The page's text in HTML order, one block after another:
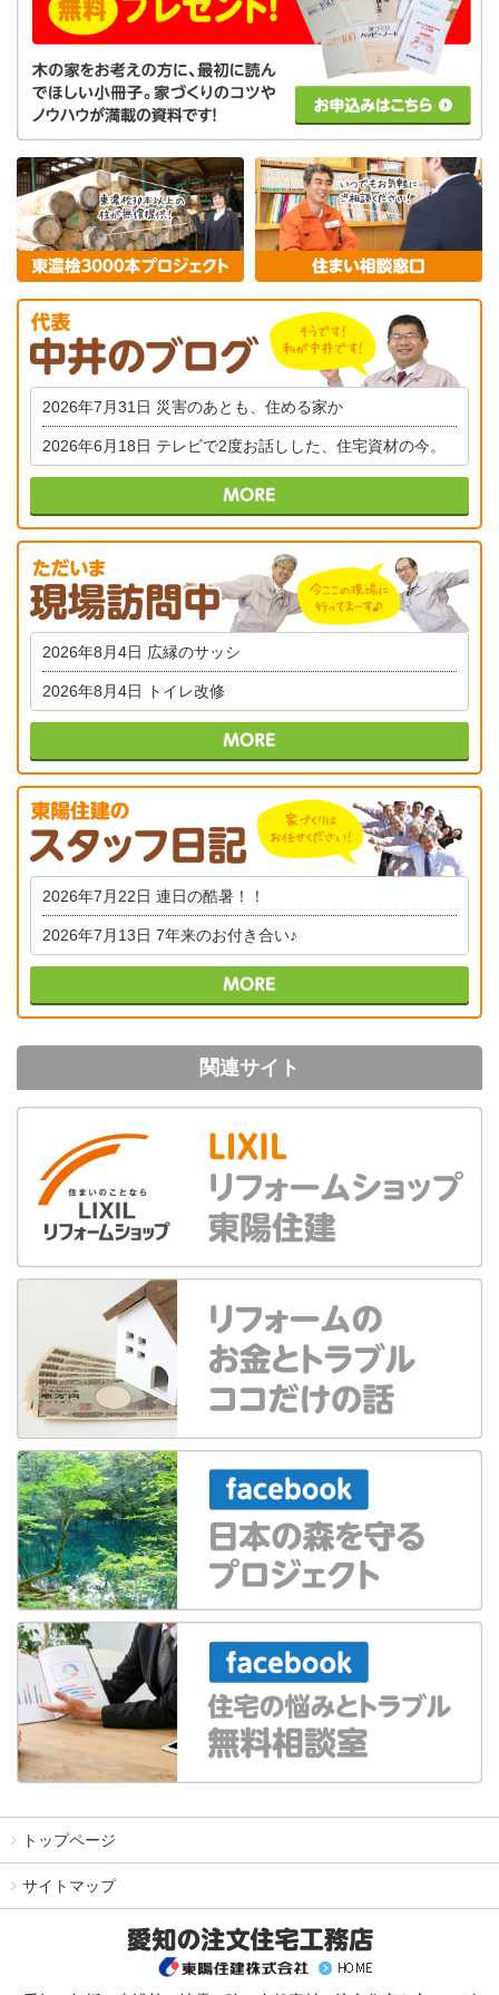
2026年7月31日 災害のあとも、住める家か
2026年6月18日 テレビで2度お話しした、住宅資材の今。
2026年8月4日 広縁のサッシ
2026年8月4日 トイレ改修
2026年7月22日 連日の酷暑！！
2026年7月13日 7年来のお付き合い♪
関連サイト
トップページ
サイトマップ